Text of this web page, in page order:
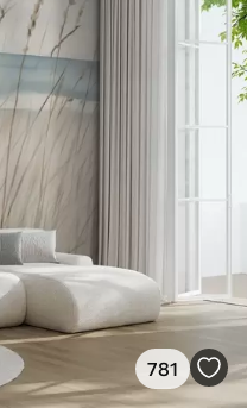
781